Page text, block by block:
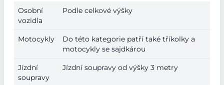
Osobní
vozidla
Podle celkové výšky
Motocykly
Do této kategorie patří také tříkolky a
motocykly se sajdkárou
Jízdní
soupravy
Jízdní soupravy od výšky 3 metry